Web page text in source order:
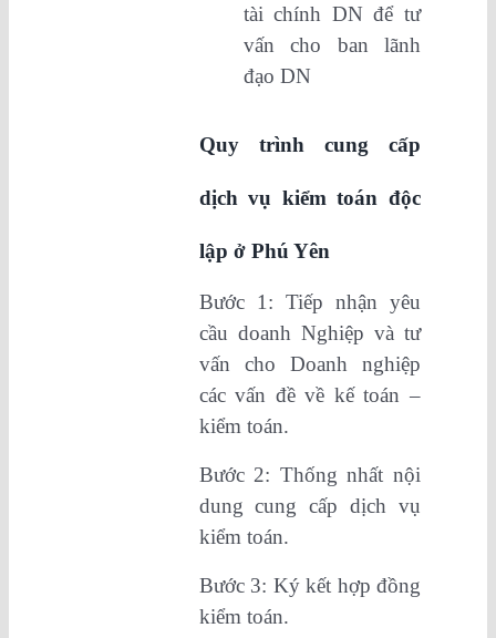
tài chính DN để tư
vấn cho ban lãnh
đạo DN
Quy trình cung cấp
dịch vụ kiểm toán độc
lập ở Phú Yên
Bước 1: Tiếp nhận yêu
cầu doanh Nghiệp và tư
vấn cho Doanh nghiệp
các vấn đề về kế toán –
kiểm toán.
Bước 2: Thống nhất nội
dung cung cấp dịch vụ
kiểm toán.
Bước 3: Ký kết hợp đồng
kiểm toán.